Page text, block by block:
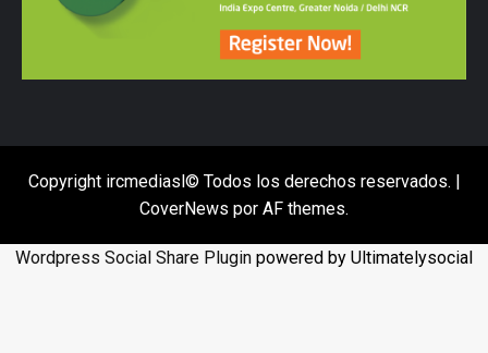
Copyright ircmediasl© Todos los derechos reservados. |
CoverNews por AF themes.
Wordpress Social Share Plugin powered by Ultimatelysocial